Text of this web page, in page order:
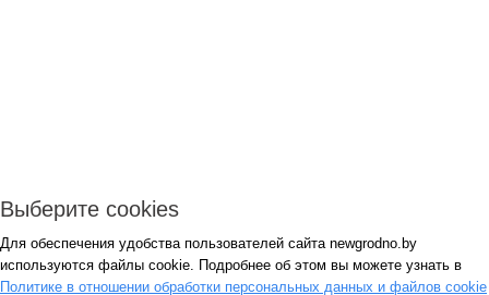
Авторизация
*
Выберите cookies
Для обеспечения удобства пользователей сайта newgrodno.by
используются файлы cookie. Подробнее об этом вы можете узнать в
Политике в отношении обработки персональных данных и файлов cookie